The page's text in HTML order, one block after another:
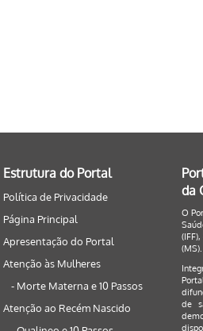
Estrutura do Portal
Política de Privacidade
Página Principal
Apresentação do Portal
Atenção às Mulheres
- Morte Materna e 10 Passos
Atenção ao Recém Nascido
da
O
(MS).
de